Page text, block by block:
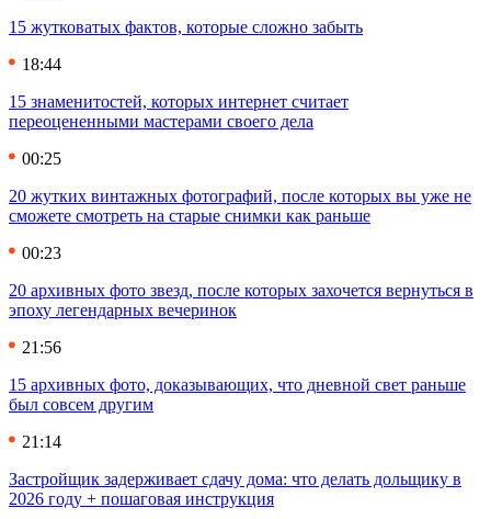
15 жутковатых фактов, которые сложно забыть
18:44
15 знаменитостей, которых интернет считает
переоцененными мастерами своего дела
00:25
20 жутких винтажных фотографий, после которых вы уже не
сможете смотреть на старые снимки как раньше
00:23
20 архивных фото звезд, после которых захочется вернуться в
эпоху легендарных вечеринок
21:56
15 архивных фото, доказывающих, что дневной свет раньше
был совсем другим
21:14
Застройщик задерживает сдачу дома: что делать дольщику в
2026 году + пошаговая инструкция